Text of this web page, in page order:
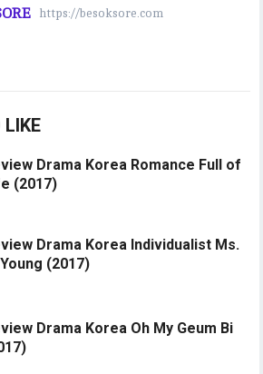
https://besoksore.com
Drama Korea Romance Full of
(2017)
Drama Korea Individualist Ms.
(2017)
Drama Korea Oh My Geum Bi